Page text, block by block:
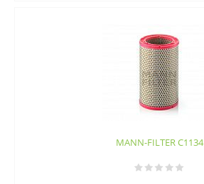
MANN-FILTER C1134